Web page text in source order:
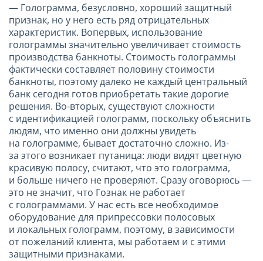
— Голограмма, безусловно, хороший защитный
признак, но у него есть ряд отрицательных
характеристик. Вопервых, использование
голограммы значительно увеличивает стоимость
производства банкноты. Стоимость голограммы
фактически составляет половину стоимости
банкноты, поэтому далеко не каждый центральный
банк сегодня готов приобретать такие дорогие
решения. Во-вторых, существуют сложности
с идентификацией голограмм, поскольку объяснить
людям, что именно они должны увидеть
на голограмме, бывает достаточно сложно. Из-
за этого возникает путаница: люди видят цветную
красивую полосу, считают, что это голограмма,
и больше ничего не проверяют. Сразу оговорюсь —
это не значит, что Гознак не работает
с голограммами. У нас есть все необходимое
оборудование для припрессовки полосовых
и локальных голограмм, поэтому, в зависимости
от пожеланий клиента, мы работаем и с этими
защитными признаками.